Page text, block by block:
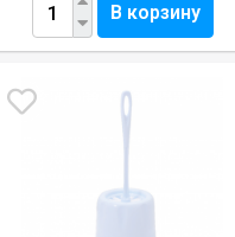
В корзину